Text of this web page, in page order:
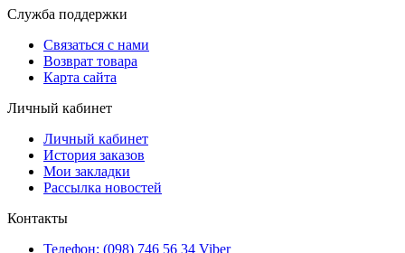
Служба поддержки
Связаться с нами
Возврат товара
Карта сайта
Личный кабинет
Личный кабинет
История заказов
Мои закладки
Рассылка новостей
Контакты
Телефон: (098) 746 56 34 Viber